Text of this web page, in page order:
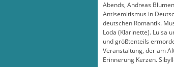
Abends, Andreas
Antisemitismus in
deutschen Romantik.
Loda (Klarinette). Luisa
und größtenteils
Veranstaltung, der am
Erinnerung Kerzen.